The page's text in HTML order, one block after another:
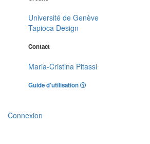
Université de Genève
Tapioca Design
Contact
Maria-Cristina Pitassi
Guide d'utilisation
Connexion